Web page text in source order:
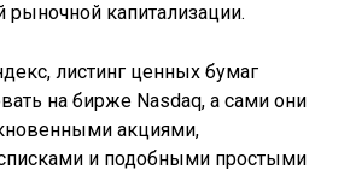
капитализации.
листинг ценных бумаг
на бирже Nasdaq, а сами они
акциями,
и подобными простыми